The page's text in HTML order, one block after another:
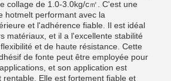
collage de 1.0-3.0kg/c㎡. C'est une
hotmelt performant avec la
et l'adhérence fiable. Il est idéal
matériaux, et il a l'excellente stabilité
et de haute résistance. Cette
de fonte peut être employée pour
et son application est
rentable. Elle est fortement fiable et